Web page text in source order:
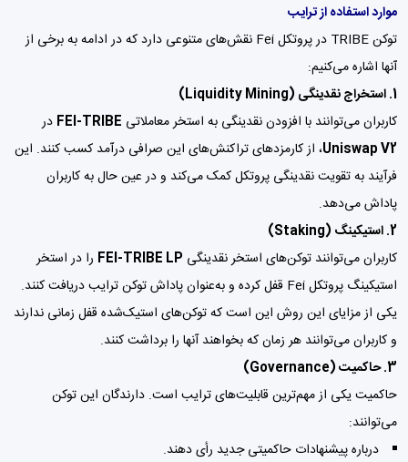
موارد استفاده از ترایب
توکن TRIBE در پروتکل Fei نقش‌های متنوعی دارد که در ادامه به برخی از
آنها اشاره می‌کنیم:
1. استخراج نقدینگی (Liquidity Mining)
کاربران می‌توانند با افزودن نقدینگی به استخر معاملاتی FEI-TRIBE در
Uniswap V2، از کارمزدهای تراکنش‌های این صرافی درآمد کسب کنند. این
فرآیند به تقویت نقدینگی پروتکل کمک می‌کند و در عین حال به کاربران
پاداش می‌دهد.
2. استیکینگ (Staking)
کاربران می‌توانند توکن‌های استخر نقدینگی FEI-TRIBE LP را در استخر
استیکینگ پروتکل Fei قفل کرده و به‌عنوان پاداش توکن ترایب دریافت کنند.
یکی از مزایای این روش این است که توکن‌های استیک‌شده قفل زمانی ندارند
و کاربران می‌توانند هر زمان که بخواهند آنها را برداشت کنند.
3. حاکمیت (Governance)
حاکمیت یکی از مهم‌ترین قابلیت‌های ترایب است. دارندگان این توکن
می‌توانند:
درباره پیشنهادات حاکمیتی جدید رأی دهند.